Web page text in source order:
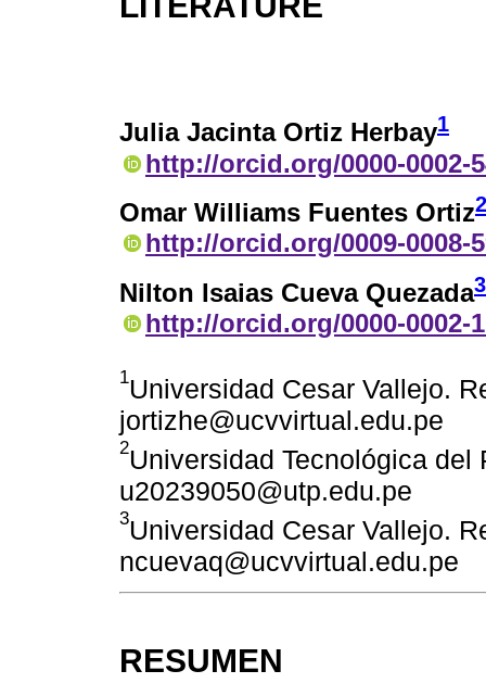
Julia Jacinta Ortiz Herbay1
http://orcid.org/0000-0002-
Omar Williams Fuentes Ortiz2
http://orcid.org/0009-0008-
Nilton Isaias Cueva Quezada3
http://orcid.org/0000-0002-
1Universidad Cesar Vallejo.
jortizhe@ucvvirtual.edu.pe
2Universidad Tecnológica
u20239050@utp.edu.pe
3Universidad Cesar Vallejo.
ncuevaq@ucvvirtual.edu.pe
RESUMEN